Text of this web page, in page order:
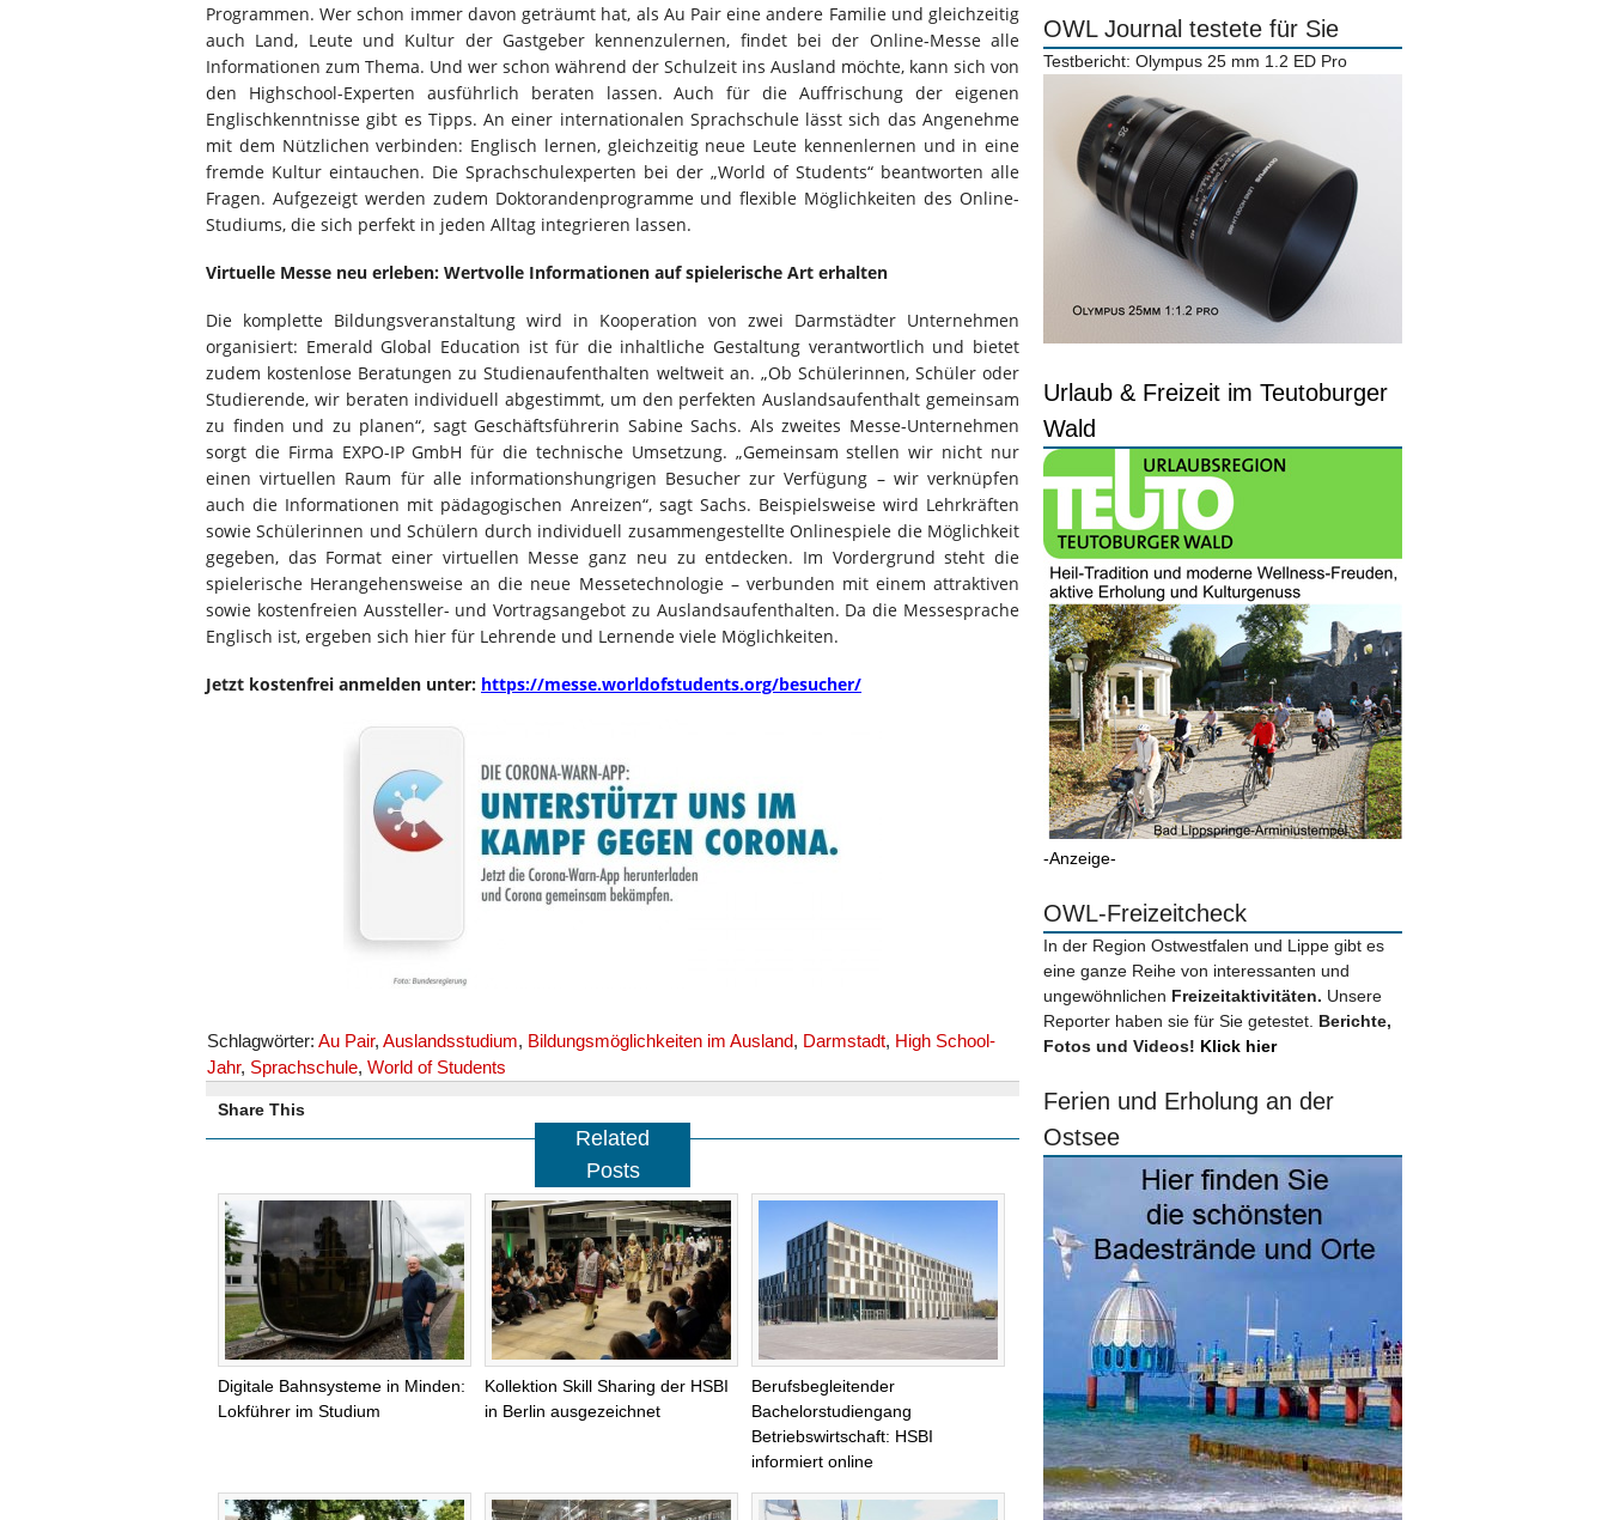
Programmen. Wer schon immer davon geträumt hat, als Au Pair eine andere Familie und gleichzeitig
auch Land, Leute und Kultur der Gastgeber kennenzulernen, findet bei der Online-Messe alle
Informationen zum Thema. Und wer schon während der Schulzeit ins Ausland möchte, kann sich von
den Highschool-Experten ausführlich beraten lassen. Auch für die Auffrischung der eigenen
Englischkenntnisse gibt es Tipps. An einer internationalen Sprachschule lässt sich das Angenehme
mit dem Nützlichen verbinden: Englisch lernen, gleichzeitig neue Leute kennenlernen und in eine
fremde Kultur eintauchen. Die Sprachschulexperten bei der „World of Students“ beantworten alle
Fragen. Aufgezeigt werden zudem Doktorandenprogramme und flexible Möglichkeiten des Online-
Studiums, die sich perfekt in jeden Alltag integrieren lassen.
Virtuelle Messe neu erleben: Wertvolle Informationen auf spielerische Art erhalten
Die komplette Bildungsveranstaltung wird in Kooperation von zwei Darmstädter Unternehmen
organisiert: Emerald Global Education ist für die inhaltliche Gestaltung verantwortlich und bietet
zudem kostenlose Beratungen zu Studienaufenthalten weltweit an. „Ob Schülerinnen, Schüler oder
Studierende, wir beraten individuell abgestimmt, um den perfekten Auslandsaufenthalt gemeinsam
zu finden und zu planen“, sagt Geschäftsführerin Sabine Sachs. Als zweites Messe-Unternehmen
sorgt die Firma EXPO-IP GmbH für die technische Umsetzung. „Gemeinsam stellen wir nicht nur
einen virtuellen Raum für alle informationshungrigen Besucher zur Verfügung – wir verknüpfen
auch die Informationen mit pädagogischen Anreizen“, sagt Sachs. Beispielsweise wird Lehrkräften
sowie Schülerinnen und Schülern durch individuell zusammengestellte Onlinespiele die Möglichkeit
gegeben, das Format einer virtuellen Messe ganz neu zu entdecken. Im Vordergrund steht die
spielerische Herangehensweise an die neue Messetechnologie – verbunden mit einem attraktiven
sowie kostenfreien Aussteller- und Vortragsangebot zu Auslandsaufenthalten. Da die Messesprache
Englisch ist, ergeben sich hier für Lehrende und Lernende viele Möglichkeiten.
Jetzt kostenfrei anmelden unter: https://messe.worldofstudents.org/besucher/
Schlagwörter: Au Pair, Auslandsstudium, Bildungsmöglichkeiten im Ausland, Darmstadt, High School-
Jahr, Sprachschule, World of Students
Share This
Related
Posts
Digitale Bahnsysteme in Minden:
Lokführer im Studium
Kollektion Skill Sharing der HSBI
in Berlin ausgezeichnet
Berufsbegleitender
Bachelorstudiengang
Betriebswirtschaft: HSBI
informiert online
OWL Journal testete für Sie
Testbericht: Olympus 25 mm 1.2 ED Pro
Urlaub & Freizeit im Teutoburger
Wald
-Anzeige-
OWL-Freizeitcheck
In der Region Ostwestfalen und Lippe gibt es
eine ganze Reihe von interessanten und
ungewöhnlichen Freizeitaktivitäten. Unsere
Reporter haben sie für Sie getestet. Berichte,
Fotos und Videos! Klick hier
Ferien und Erholung an der
Ostsee